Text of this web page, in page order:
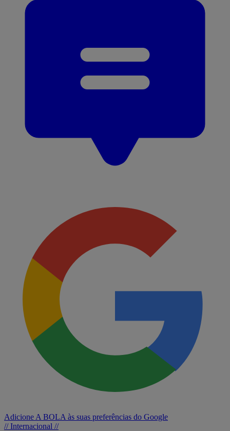
Adicione A BOLA às suas preferências do Google
// Internacional //